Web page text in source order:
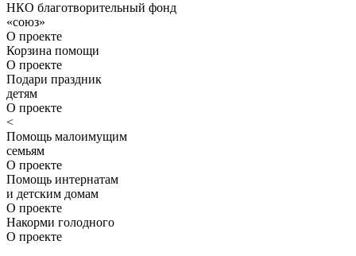
НКО благотворительный фонд
«союз»
О проекте
Корзина помощи
О проекте
Подари праздник
детям
О проекте
<
Помощь малоимущим
семьям
О проекте
Помощь интернатам
и детским домам
О проекте
Накорми голодного
О проекте